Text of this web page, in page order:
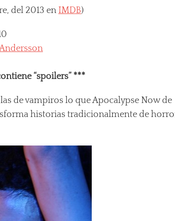
del 2013 en IMDB)
“spoilers” ***
de vampiros lo que Apocalypse Now de
historias tradicionalmente de